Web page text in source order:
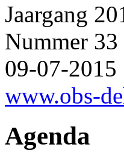
Jaargang
Nummer 33
09-07-2015
www.obs-
Agenda